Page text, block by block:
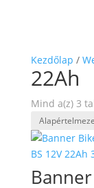
Kezdőlap /
22Ah
Mind a(z) 3